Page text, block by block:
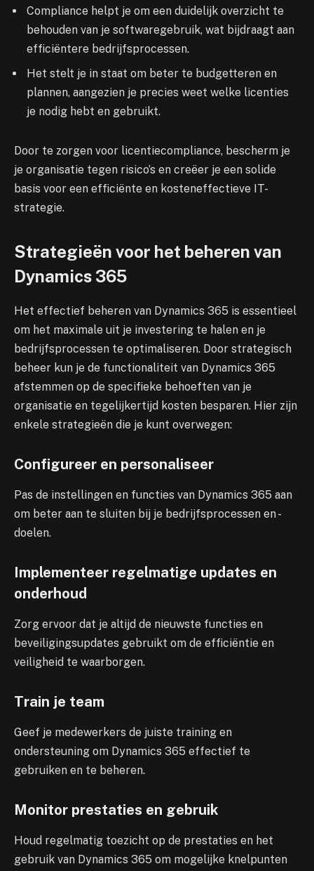
Compliance helpt je om een duidelijk overzicht te
behouden van je softwaregebruik, wat bijdraagt aan
efficiëntere bedrijfsprocessen.
Het stelt je in staat om beter te budgetteren en
plannen, aangezien je precies weet welke licenties
je nodig hebt en gebruikt.
Door te zorgen voor licentiecompliance, bescherm je
je organisatie tegen risico’s en creëer je een solide
basis voor een efficiënte en kosteneffectieve IT-
strategie.
Strategieën voor het beheren van
Dynamics 365
Het effectief beheren van Dynamics 365 is essentieel
om het maximale uit je investering te halen en je
bedrijfsprocessen te optimaliseren. Door strategisch
beheer kun je de functionaliteit van Dynamics 365
afstemmen op de specifieke behoeften van je
organisatie en tegelijkertijd kosten besparen. Hier zijn
enkele strategieën die je kunt overwegen:
Configureer en personaliseer
Pas de instellingen en functies van Dynamics 365 aan
om beter aan te sluiten bij je bedrijfsprocessen en -
doelen.
Implementeer regelmatige updates en
onderhoud
Zorg ervoor dat je altijd de nieuwste functies en
beveiligingsupdates gebruikt om de efficiëntie en
veiligheid te waarborgen.
Train je team
Geef je medewerkers de juiste training en
ondersteuning om Dynamics 365 effectief te
gebruiken en te beheren.
Monitor prestaties en gebruik
Houd regelmatig toezicht op de prestaties en het
gebruik van Dynamics 365 om mogelijke knelpunten